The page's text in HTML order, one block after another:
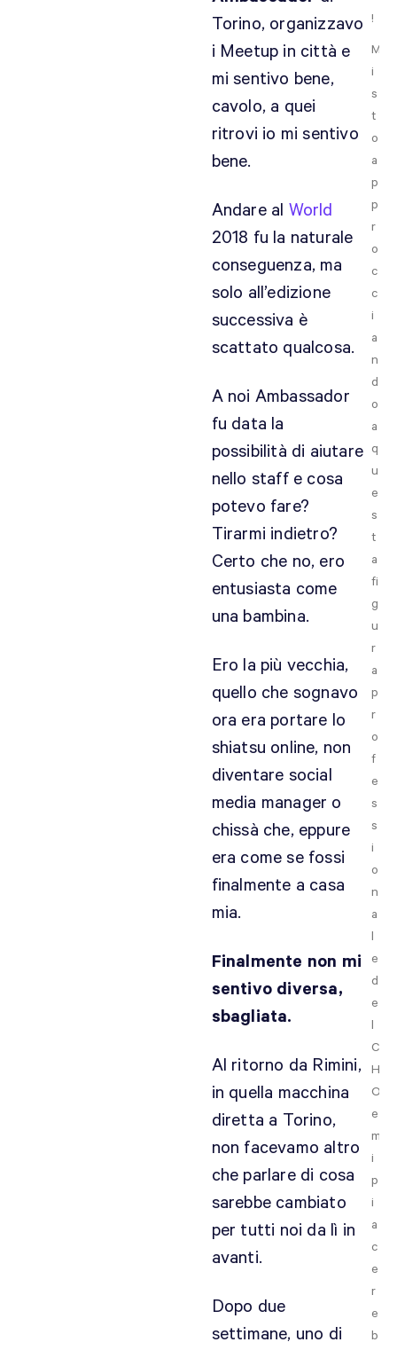
Torino, organizzavo
i Meetup in città e
mi sentivo bene,
cavolo, a quei
ritrovi io mi sentivo
bene.
Andare al World
2018 fu la naturale
conseguenza, ma
solo all’edizione
successiva è
scattato qualcosa.
A noi Ambassador
fu data la
possibilità di aiutare
nello staff e cosa
potevo fare?
Tirarmi indietro?
Certo che no, ero
entusiasta come
una bambina.
Ero la più vecchia,
quello che sognavo
ora era portare lo
shiatsu online, non
diventare social
media manager o
chissà che, eppure
era come se fossi
finalmente a casa
mia.
Finalmente non mi
sentivo diversa,
sbagliata.
Al ritorno da Rimini,
in quella macchina
diretta a Torino,
non facevamo altro
che parlare di cosa
sarebbe cambiato
per tutti noi da lì in
avanti.
Dopo due
settimane, uno di
!
M
i
s
t
o
a
p
p
r
o
c
c
i
a
n
d
o
a
q
u
e
s
t
a
fi
g
u
r
a
p
r
o
f
e
s
s
i
o
n
a
e
d
e
C
H
O
e
m
i
p
i
a
c
e
r
e
b